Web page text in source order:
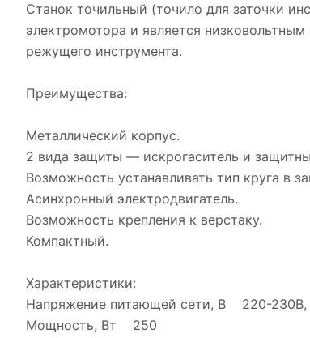
Станок точильный (точило для заточки
электромотора и является
режущего инструмента.
Преимущества:
Металлический корпус.
2 вида защиты — искрогаситель и
Возможность устанавливать тип круга в
Асинхронный электродвигатель.
Возможность крепления к верстаку.
Компактный.
Характеристики:
Напряжение питающей сети, В 220-230В,
Мощность, Вт 250